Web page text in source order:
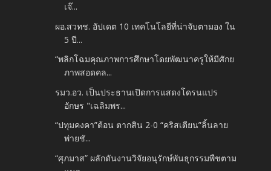
เจ๊...
ผอ.สวทช. อัปเดต 10 เทคโนโลยีที่น่าจับตามอง ใน
5 ปี...
“พลิกโฉมคุณภาพการศึกษาโดยพัฒนาครูให้มีศักย
ภาพสอดคล...
รมว.อว. เป็นประธานเปิดการแสดงโดรนแปร
อักษร "เฉลิมพร...
“ปทุมคงคา”ต้อน ตากสิน 2-0 “คริสเตียน”ลิ้นลาย
พ่ายชั...
“ศุภมาส” ผลักดันงานวิจัยอนุรักษ์พันธุกรรมพืชตาม